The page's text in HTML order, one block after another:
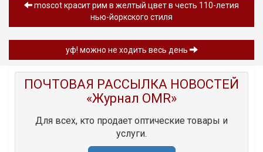
moscot красит рим в желтый цвет в честь 110-летия
нью-йоркского стиля
уф! можно не ходить весь день
ПОЧТОВАЯ РАССЫЛКА НОВОСТЕЙ
«Журнал OMR»
Для всех, кто продает оптические товары и
услуги.